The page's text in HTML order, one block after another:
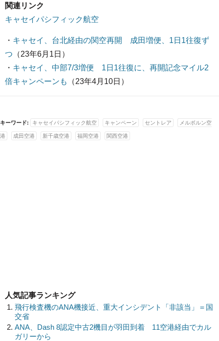
関連リンク
キャセイパシフィック航空
・ キャセイ、台北経由の関空再開 成田増便、1日1往復ず
つ （23年6月1日）
・ キャセイ、中部7/3増便 1日1往復に、再開記念マイル2
倍キャンペーンも
（23年4月10日）
キーワード: キャセイパシフィック航空 キャンペーン セントレア メルボルン空
港 成田空港 新千歳空港 福岡空港 関西空港
人気記事ランキング
飛行検査機のANA機接近、重大インシデント「非該当」＝国
交省
ANA、Dash 8認定中古2機目が羽田到着 11空港経由でカル
ガリーから